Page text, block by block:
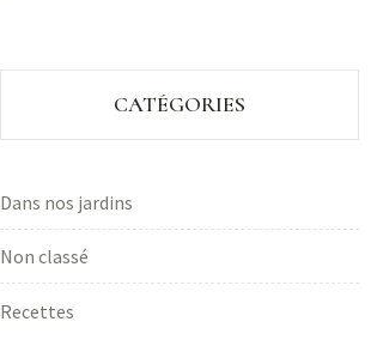
CATÉGORIES
Dans nos jardins
Non classé
Recettes